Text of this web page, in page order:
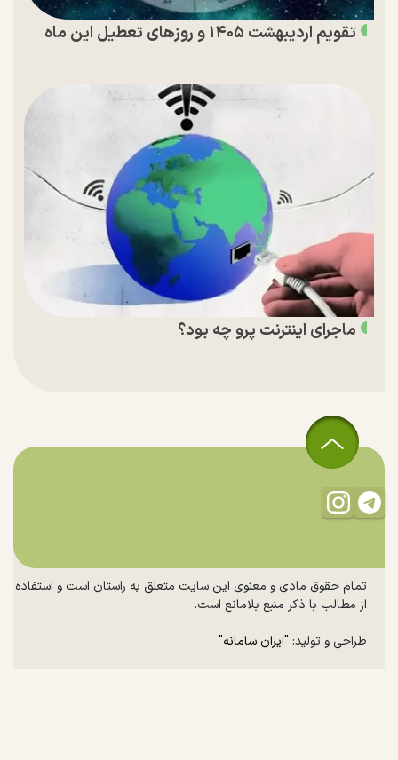
تقویم اردیبهشت ۱۴۰۵ و روز‌های تعطیل این ماه
ماجرای اینترنت پرو چه بود؟
تمام حقوق مادی و معنوی این سایت متعلق به راستان است و استفاده
از مطالب با ذکر منبع بلامانع است.
طراحی و تولید: "ایران سامانه"